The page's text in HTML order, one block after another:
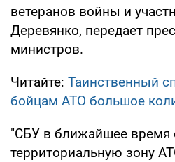
ветеранов войны и
Деревянко, передает
министров.
Читайте: Таинственный
бойцам АТО большое
"СБУ в ближайшее время
территориальную зону